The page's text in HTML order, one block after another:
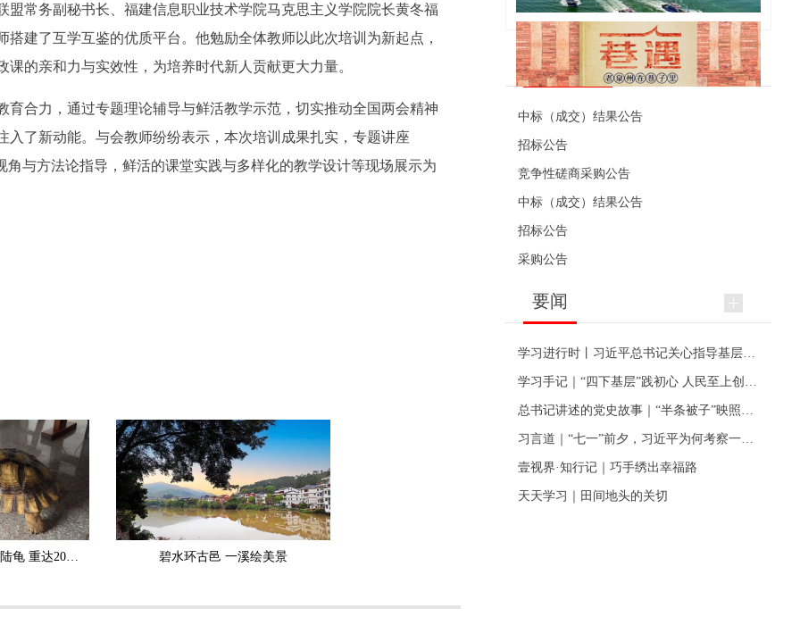
盟常务副秘书长、福建信息职业技术学院马克思主义学院院长黄冬福
建了互学互鉴的优质平台。他勉励全体教师以此次培训为新起点，
的亲和力与实效性，为培养时代新人贡献更大力量。
育合力，通过专题理论辅导与鲜活教学示范，切实推动全国两会精神
了新动能。与会教师纷纷表示，本次培训成果扎实，专题讲座
角与方法论指导，鲜活的课堂实践与多样化的教学设计等现场展示为
碧水环古邑 一溪绘美景
便民资讯
中标（成交）结果公告
招标公告
竞争性磋商采购公告
中标（成交）结果公告
招标公告
采购公告
要闻
壹视界·知行记｜巧手绣出幸福路
天天学习｜田间地头的关切